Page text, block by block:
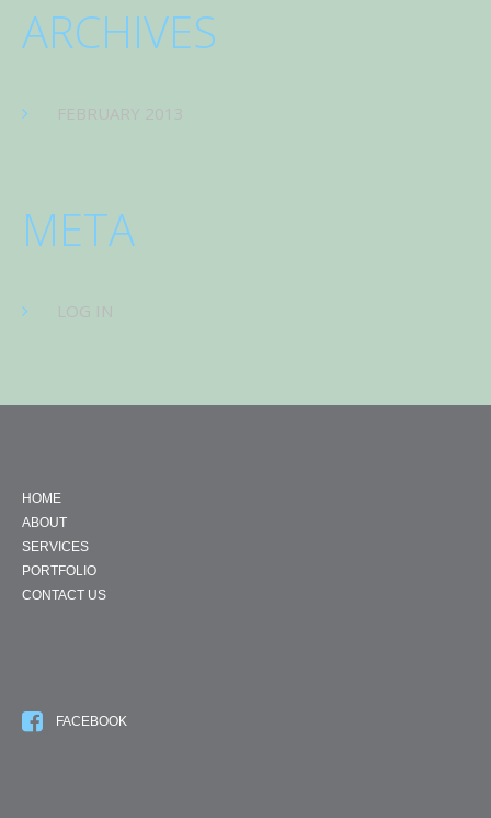
ARCHIVES
FEBRUARY 2013
META
LOG IN
HOME
ABOUT
SERVICES
PORTFOLIO
CONTACT US
FACEBOOK